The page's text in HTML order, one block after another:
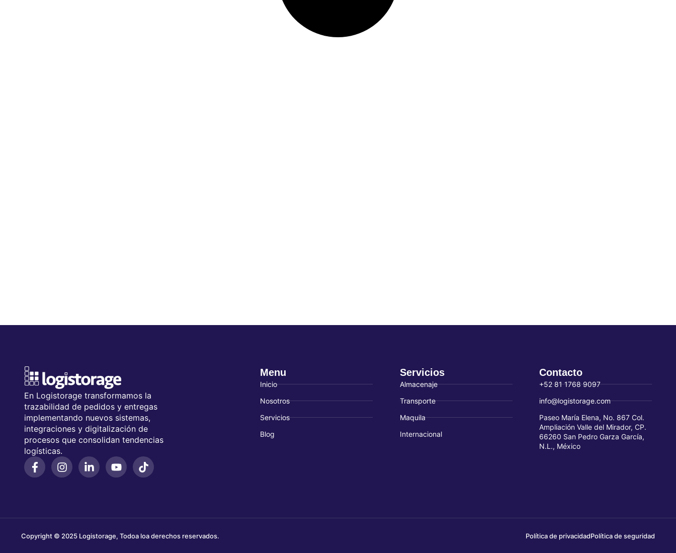
En Logistorage transformamos la
trazabilidad de pedidos y entregas
implementando nuevos sistemas,
integraciones y digitalización de
procesos que consolidan tendencias
logísticas.
Menu
Inicio
Nosotros
Servicios
Blog
Servicios
Almacenaje
Transporte
Maquila
Internacional
Contacto
+52 81 1768 9097
info@logistorage.com
Paseo María Elena, No. 867 Col.
Ampliación Valle del Mirador, CP.
66260 San Pedro Garza García,
N.L., México
Copyright © 2025 Logistorage, Todoa loa derechos reservados. Política de privacidadPolítica de seguridad